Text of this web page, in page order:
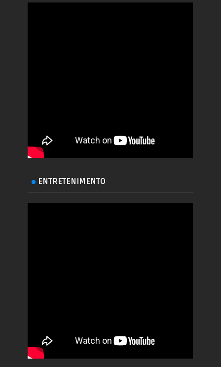
ENTRETENIMENTO